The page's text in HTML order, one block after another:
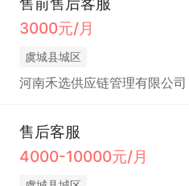
3000元/月
虞城县城区
河南禾选供应链管理有限公司
售后客服
4000-10000元/月